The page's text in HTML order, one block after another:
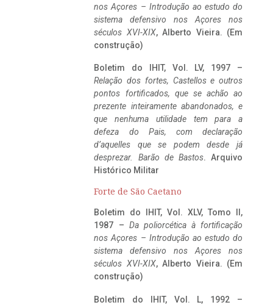
nos Açores – Introdução ao estudo do
sistema defensivo nos Açores nos
séculos XVI-XIX, Alberto Vieira. (Em
construção)
Boletim do IHIT, Vol. LV, 1997 –
Relação dos fortes, Castellos e outros
pontos fortificados, que se achão ao
prezente inteiramente abandonados, e
que nenhuma utilidade tem para a
defeza do Pais, com declaração
d’aquelles que se podem desde já
desprezar. Barão de Bastos. Arquivo
Histórico Militar
Forte de São Caetano
Boletim do IHIT, Vol. XLV, Tomo II,
1987 – Da poliorcética à fortificação
nos Açores – Introdução ao estudo do
sistema defensivo nos Açores nos
séculos XVI-XIX, Alberto Vieira. (Em
construção)
Boletim do IHIT, Vol. L, 1992 –